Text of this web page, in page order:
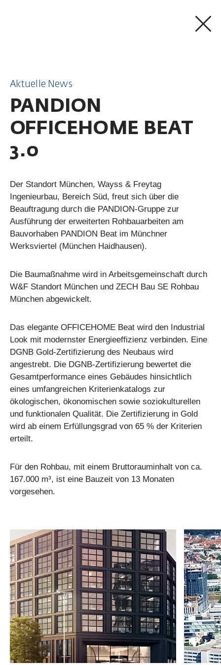
Aktuelle News
PANDION
OFFICEHOME BEAT
3.0
Der Standort München, Wayss & Freytag
Ingenieurbau, Bereich Süd, freut sich über die
Beauftragung durch die PANDION-Gruppe zur
Ausführung der erweiterten Rohbauarbeiten am
Bauvorhaben PANDION Beat im Münchner
Werksviertel (München Haidhausen).
Die Baumaßnahme wird in Arbeitsgemeinschaft durch
W&F Standort München und ZECH Bau SE Rohbau
München abgewickelt.
Das elegante OFFICEHOME Beat wird den Industrial
Look mit modernster Energieeffizienz verbinden. Eine
DGNB Gold-Zertifizierung des Neubaus wird
angestrebt. Die DGNB-Zertifizierung bewertet die
Gesamtperformance eines Gebäudes hinsichtlich
eines umfangreichen Kriterienkatalogs zur
ökologischen, ökonomischen sowie soziokulturellen
und funktionalen Qualität. Die Zertifizierung in Gold
wird ab einem Erfüllungsgrad von 65 % der Kriterien
erteilt.
Für den Rohbau, mit einem Bruttorauminhalt von ca.
167.000 m³, ist eine Bauzeit von 13 Monaten
vorgesehen.